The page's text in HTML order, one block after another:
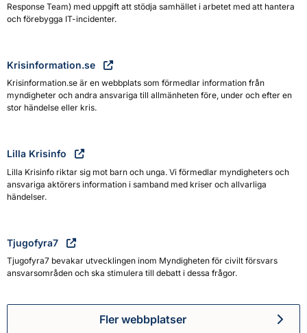
Response Team) med uppgift att stödja samhället i arbetet med att hantera
och förebygga IT-incidenter.
Krisinformation.se
Krisinformation.se är en webbplats som förmedlar information från
myndigheter och andra ansvariga till allmänheten före, under och efter en
stor händelse eller kris.
Lilla Krisinfo
Lilla Krisinfo riktar sig mot barn och unga. Vi förmedlar myndigheters och
ansvariga aktörers information i samband med kriser och allvarliga
händelser.
Tjugofyra7
Tjugofyra7 bevakar utvecklingen inom Myndigheten för civilt försvars
ansvarsområden och ska stimulera till debatt i dessa frågor.
Fler webbplatser